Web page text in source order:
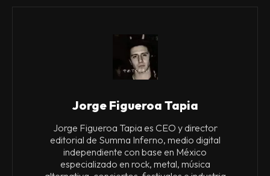
Jorge Figueroa Tapia
Jorge Figueroa Tapia es CEO y director
editorial de Summa Inferno, medio digital
independiente con base en México
especializado en rock, metal, música